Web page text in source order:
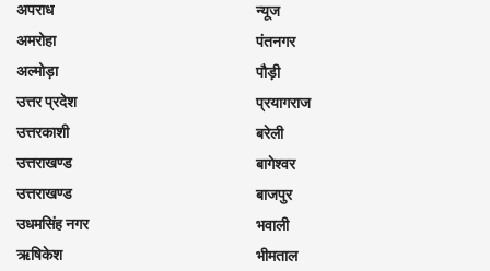
अपराध
अमरोहा
अल्मोड़ा
उत्तर प्रदेश
उत्तरकाशी
उत्तराखण्ड
उत्तराखण्ड
उधमसिंह नगर
ऋषिकेश
न्यूज
पंतनगर
पौड़ी
प्रयागराज
बरेली
बागेश्वर
बाजपुर
भवाली
भीमताल